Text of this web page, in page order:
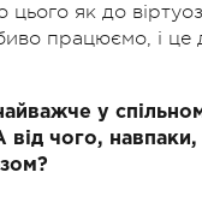
цього як до
працюємо, і це
у
від чого,